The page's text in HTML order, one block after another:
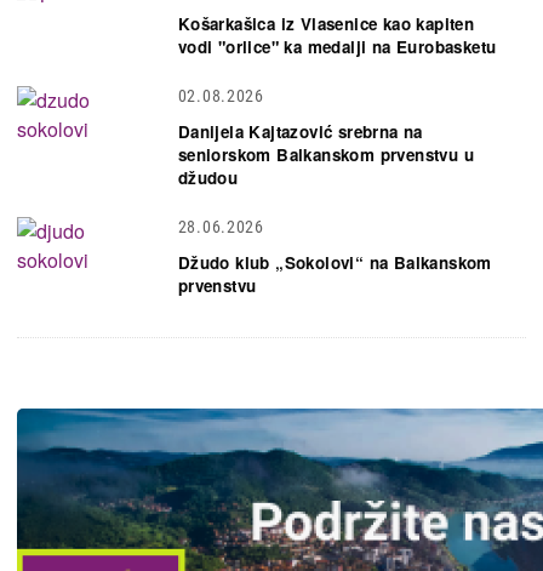
Košarkašica iz Vlasenice kao kapiten
vodi "orlice" ka medalji na Eurobasketu
02.08.2026
Danijela Kajtazović srebrna na
seniorskom Balkanskom prvenstvu u
džudou
28.06.2026
Džudo klub „Sokolovi“ na Balkanskom
prvenstvu
Slika